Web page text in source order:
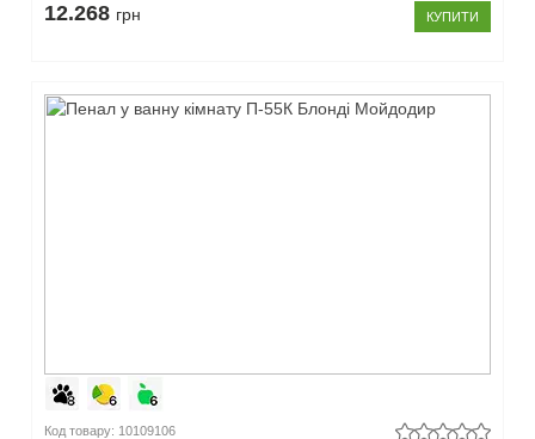
12.268 грн КУПИТИ
Код товару: 10109106